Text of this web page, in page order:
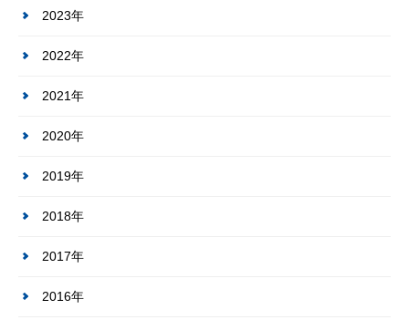
2023年
2022年
2021年
2020年
2019年
2018年
2017年
2016年